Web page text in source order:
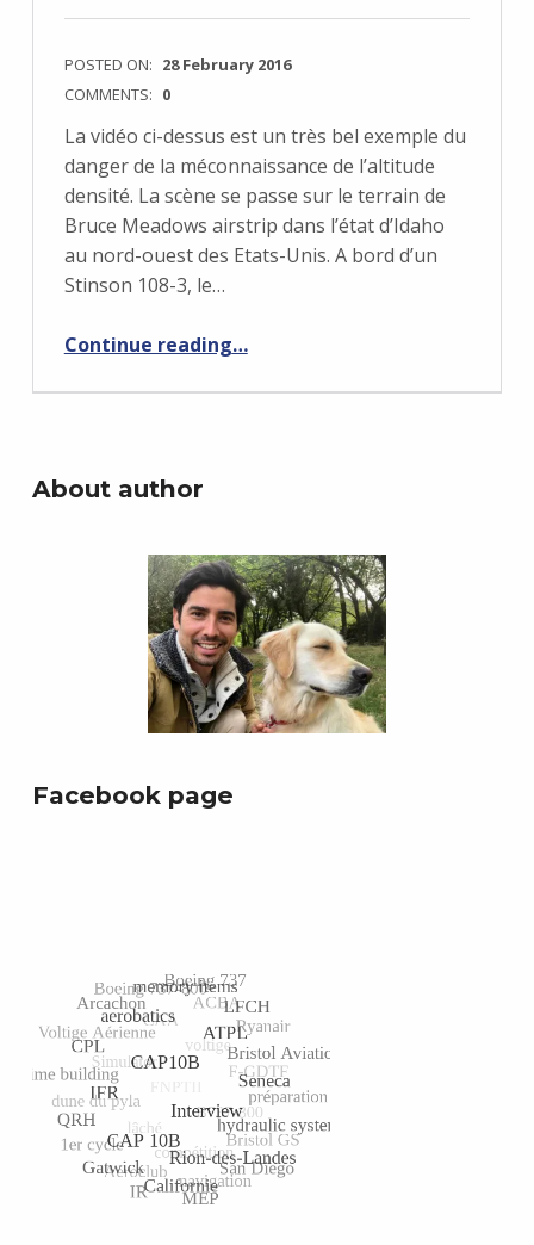
POSTED ON: 28 February 2016
COMMENTS: 0
La vidéo ci-dessus est un très bel exemple du
danger de la méconnaissance de l’altitude
densité. La scène se passe sur le terrain de
Bruce Meadows airstrip dans l’état d’Idaho
au nord-ouest des Etats-Unis. A bord d’un
Stinson 108-3, le…
Continue reading“Altitude densité: attention danger! Trop chaud, trop haut, trop lourd!”
…
About author
Facebook page